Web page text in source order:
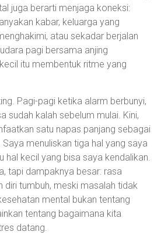
juga berarti menjaga koneksi:
kabar, keluarga yang
atau sekadar berjalan
pagi bersama anjing
itu membentuk ritme yang
Pagi-pagi ketika alarm berbunyi,
sudah kalah sebelum mulai. Kini,
satu napas panjang sebagai
menuliskan tiga hal yang saya
hal kecil yang bisa saya kendalikan.
tapi dampaknya besar: rasa
diri tumbuh, meski masalah tidak
mental bukan tentang
tentang bagaimana kita
datang.